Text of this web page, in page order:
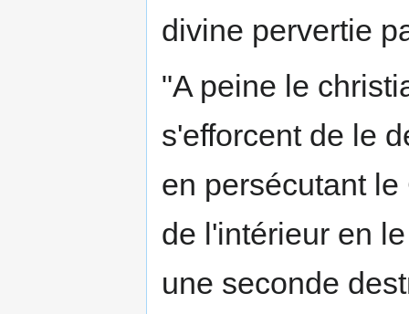
divine pervertie
"A peine le
s'efforcent de le
en persécutant
de l'intérieur en
une seconde